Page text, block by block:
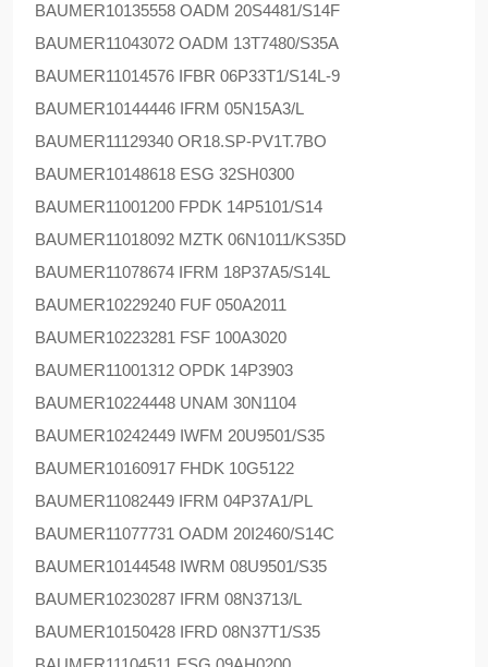
BAUMER10135558 OADM 20S4481/S14F
BAUMER11043072 OADM 13T7480/S35A
BAUMER11014576 IFBR 06P33T1/S14L-9
BAUMER10144446 IFRM 05N15A3/L
BAUMER11129340 OR18.SP-PV1T.7BO
BAUMER10148618 ESG 32SH0300
BAUMER11001200 FPDK 14P5101/S14
BAUMER11018092 MZTK 06N1011/KS35D
BAUMER11078674 IFRM 18P37A5/S14L
BAUMER10229240 FUF 050A2011
BAUMER10223281 FSF 100A3020
BAUMER11001312 OPDK 14P3903
BAUMER10224448 UNAM 30N1104
BAUMER10242449 IWFM 20U9501/S35
BAUMER10160917 FHDK 10G5122
BAUMER11082449 IFRM 04P37A1/PL
BAUMER11077731 OADM 20I2460/S14C
BAUMER10144548 IWRM 08U9501/S35
BAUMER10230287 IFRM 08N3713/L
BAUMER10150428 IFRD 08N37T1/S35